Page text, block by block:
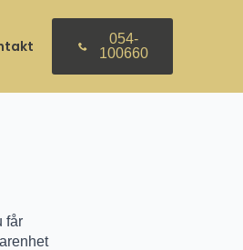
054-
100660
får